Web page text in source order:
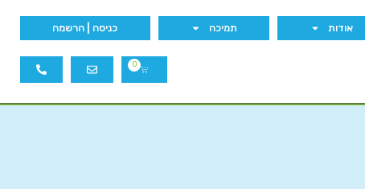
אודות תמיכה כניסה | הרשמה
0